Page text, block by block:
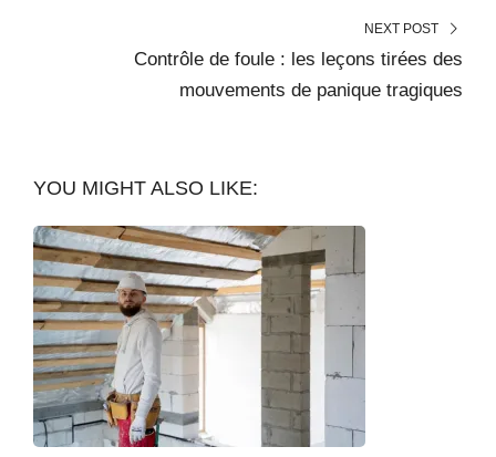
NEXT POST
Contrôle de foule : les leçons tirées des
mouvements de panique tragiques
YOU MIGHT ALSO LIKE: